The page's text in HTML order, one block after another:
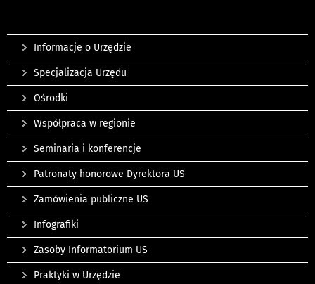
Informacje o Urzędzie
Specjalizacja Urzędu
Ośrodki
Współpraca w regionie
Seminaria i konferencje
Patronaty honorowe Dyrektora US
Zamówienia publiczne US
Infografiki
Zasoby Informatorium US
Praktyki w Urzędzie